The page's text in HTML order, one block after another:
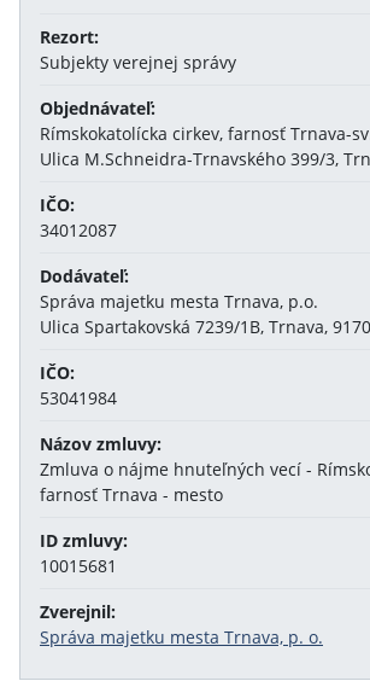
Rezort:
Subjekty verejnej správy
Objednávateľ:
Rímskokatolícka cirkev, farnosť Trnava-
Ulica M.Schneidra-Trnavského 399/3,
IČO:
34012087
Dodávateľ:
Správa majetku mesta Trnava, p.o.
Ulica Spartakovská 7239/1B, Trnava,
IČO:
53041984
Názov zmluvy:
Zmluva o nájme hnuteľných vecí -
farnosť Trnava - mesto
ID zmluvy:
10015681
Zverejnil:
Správa majetku mesta Trnava, p. o.